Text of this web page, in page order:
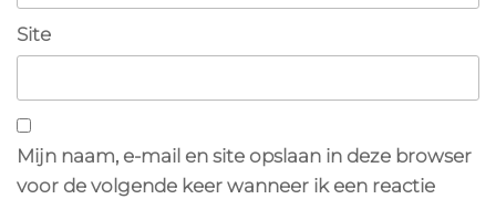
Site
Mijn naam, e-mail en site opslaan in deze browser
voor de volgende keer wanneer ik een reactie